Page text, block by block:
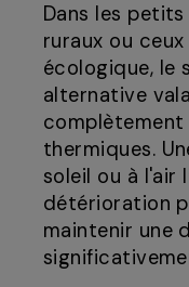
Dans les
ruraux ou
écologique, le
alternative
complètement
thermiques.
soleil ou à l'air
détérioration
maintenir une